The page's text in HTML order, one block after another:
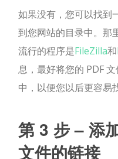
如果没有，您可以找到
到您网站的目录中。那
流行的程序是FileZilla和
息，最好将您的 PDF
中，以便您以后更容易
第 3 步 – 添
文件的链接